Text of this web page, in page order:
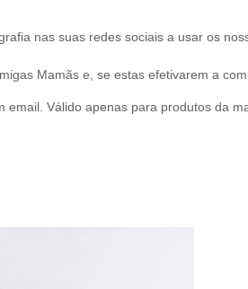
nas suas redes sociais a usar os
Mamãs e, se estas efetivarem a
email. Válido apenas para produtos da